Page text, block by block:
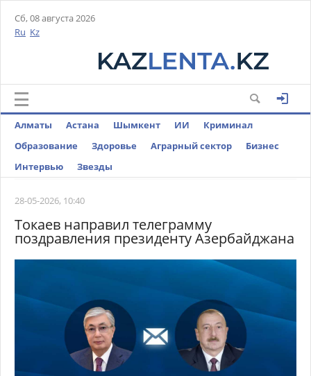
Сб, 08 августа 2026
Ru Kz
Алматы Астана Шымкент ИИ
Криминал
Образование
Здоровье Аграрный сектор
Бизнес
Интервью
Звезды
28-05-2026, 10:40
Токаев направил телеграмму
поздравления президенту Азербайджана